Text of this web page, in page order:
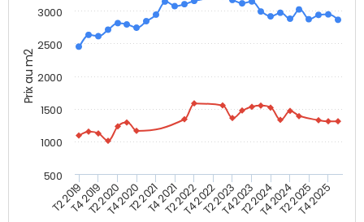
Prix au m2
T2 2019T4 2019T2 2020T4 2020T2 2021T4 2021T2 2022T4 2022T2 2023T4 2023T2 2024T4 2024T2 2025T4 2025
500
1000
1500
2000
2500
3000